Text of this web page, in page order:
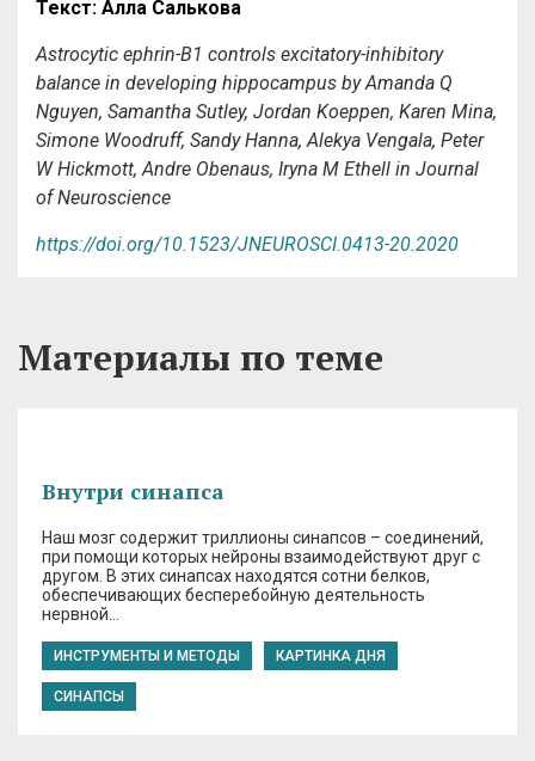
Текст: Алла Салькова
Astrocytic ephrin-B1 controls excitatory-inhibitory
balance in developing hippocampus byAmanda Q
Nguyen, Samantha Sutley, Jordan Koeppen, Karen Mina,
Simone Woodruff, Sandy Hanna, Alekya Vengala, Peter
W Hickmott, Andre Obenaus, Iryna M Ethell in Journal
of Neuroscience
https://doi.org/10.1523/JNEUROSCI.0413-20.2020
Материалы по теме
Внутри синапса
Наш мозг содержит триллионы синапсов – соединений,
при помощи которых нейроны взаимодействуют друг с
другом. В этих синапсах находятся сотни белков,
обеспечивающих бесперебойную деятельность
нервной…
ИНСТРУМЕНТЫ И МЕТОДЫ КАРТИНКА ДНЯ
СИНАПСЫ